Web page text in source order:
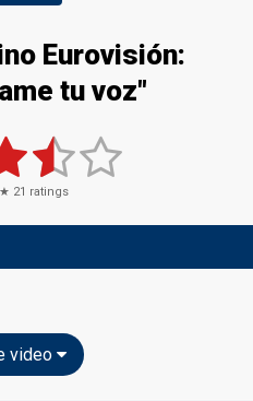
Eurovisión:
tu voz"
21 ratings
video